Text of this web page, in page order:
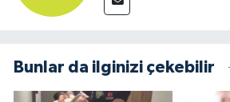
Bunlar da ilginizi çekebilir